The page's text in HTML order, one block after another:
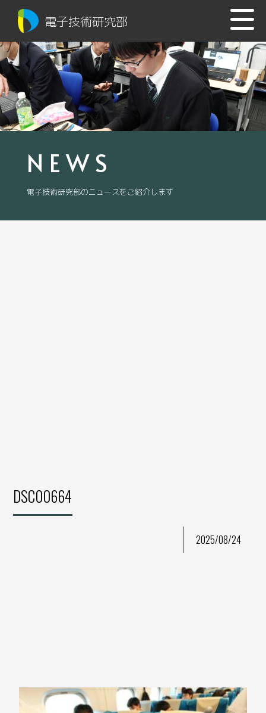
電子技術研究部
NEWS
電子技術研究部のニュースをご紹介します
DSC00664
2025/08/24